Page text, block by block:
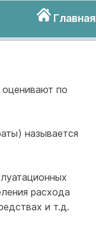
Главная
оценивают по
называется
расхода
и т.д.